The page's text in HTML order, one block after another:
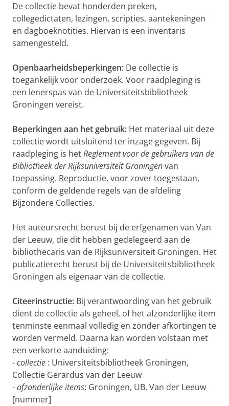
De collectie bevat honderden preken,
collegedictaten, lezingen, scripties, aantekeningen
en dagboeknotities. Hiervan is een inventaris
samengesteld.
Openbaarheidsbeperkingen: De collectie is
toegankelijk voor onderzoek. Voor raadpleging is
een lenerspas van de Universiteitsbibliotheek
Groningen vereist.
Beperkingen aan het gebruik: Het materiaal uit deze
collectie wordt uitsluitend ter inzage gegeven. Bij
raadpleging is hetReglement voor de gebruikers van de
Bibliotheek der Rijksuniversiteit Groningenvan
toepassing. Reproductie, voor zover toegestaan,
conform de geldende regels van de afdeling
Bijzondere Collecties.
Het auteursrecht berust bij de erfgenamen van Van
der Leeuw, die dit hebben gedelegeerd aan de
bibliothecaris van de Rijksuniversiteit Groningen. Het
publicatierecht berust bij de Universiteitsbibliotheek
Groningen als eigenaar van de collectie.
Citeerinstructie: Bij verantwoording van het gebruik
dient de collectie als geheel, of het afzonderlijke item
tenminste eenmaal volledig en zonder afkortingen te
worden vermeld. Daarna kan worden volstaan met
een verkorte aanduiding:
- collectie : Universiteitsbibliotheek Groningen,
Collectie Gerardus van der Leeuw
-afzonderlijke items: Groningen, UB, Van der Leeuw
[nummer]